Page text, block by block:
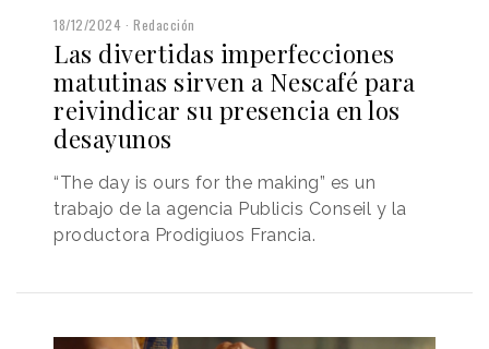
18/12/2024 Redacción
Las divertidas imperfecciones
matutinas sirven a Nescafé para
reivindicar su presencia en los
desayunos
“The day is ours for the making” es un
trabajo de la agencia Publicis Conseil y la
productora Prodigiuos Francia.